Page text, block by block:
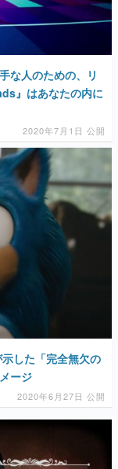
な人のための、リ
』はあなたの内に
2020年7月1日 公開
した「完全無欠の
ージ
2020年6月27日 公開